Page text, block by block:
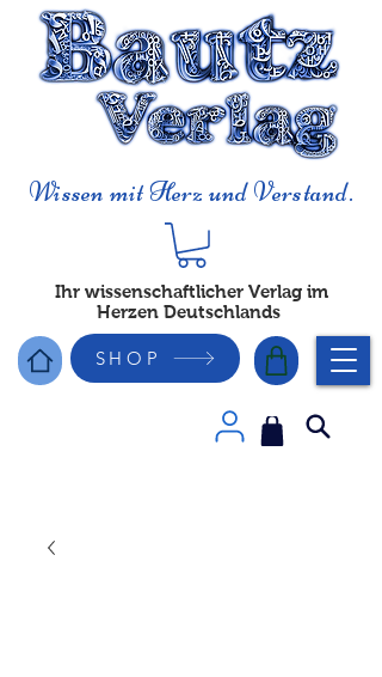
Wissen mit Herz und Verstand.
Ihr wissenschaftlicher Verlag im
Herzen Deutschlands
SHOP